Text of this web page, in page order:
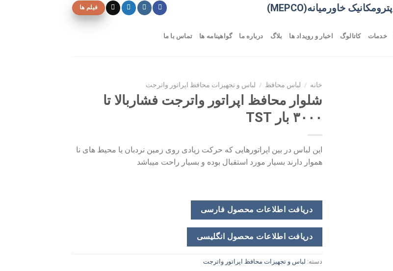
پترومکانیک خاورمیانه(MEPCO) فیلم ها
خدمات کاتالوگ اخبار و رویداد ها بلاگ درباره ما گواهینامه ها تماس با ما
خانه / لباس محافظ / لباس و تجهیزات محافظ اپراتور واترجت
شلوار محافظ اپراتور واترجت فشاربالا تا
۳۰۰۰ بار TST
این لباس در بین اپراتورهایى که حرکت زیادى روى زمین نردبان یا محیط هاى نا
هموار دارند بسیار مورد استقبال بوده و بسیار راحت میباشد
دریافت اطلاعات محصول فارسی
دریافت اطلاعات محصول انگلیسی
دسته: لباس و تجهیزات محافظ اپراتور واترجت